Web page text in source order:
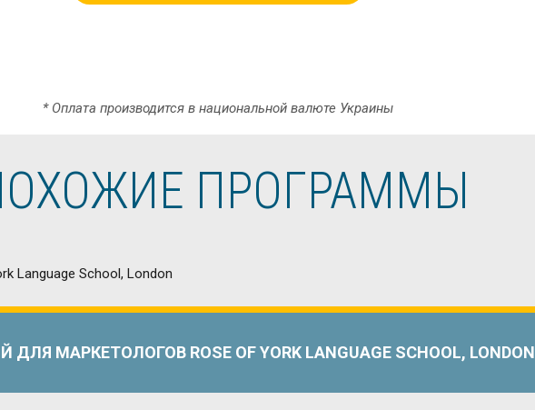
* Оплата производится в национальной валюте Украины
ПРОГРАММЫ
МАРКЕТОЛОГОВ ROSE OF YORK LANGUAGE SCHOOL, LONDON